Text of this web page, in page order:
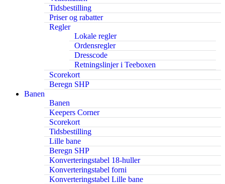
Tidsbestilling
Priser og rabatter
Regler
Lokale regler
Ordensregler
Dresscode
Retningslinjer i Teeboxen
Scorekort
Beregn SHP
Banen
Banen
Keepers Corner
Scorekort
Tidsbestilling
Lille bane
Beregn SHP
Konverteringstabel 18-huller
Konverteringstabel forni
Konverteringstabel Lille bane